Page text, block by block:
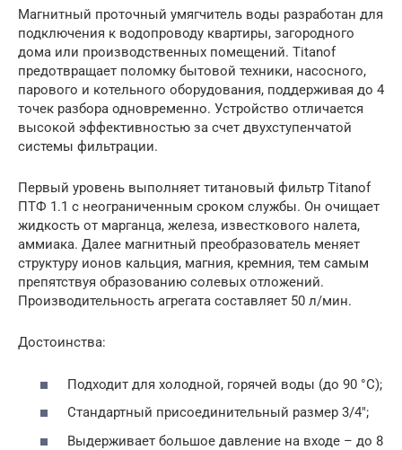
Магнитный проточный умягчитель воды разработан для
подключения к водопроводу квартиры, загородного
дома или производственных помещений. Titanof
предотвращает поломку бытовой техники, насосного,
парового и котельного оборудования, поддерживая до 4
точек разбора одновременно. Устройство отличается
высокой эффективностью за счет двухступенчатой
системы фильтрации.
Первый уровень выполняет титановый фильтр Titanof
ПТФ 1.1 с неограниченным сроком службы. Он очищает
жидкость от марганца, железа, известкового налета,
аммиака. Далее магнитный преобразователь меняет
структуру ионов кальция, магния, кремния, тем самым
препятствуя образованию солевых отложений.
Производительность агрегата составляет 50 л/мин.
Достоинства:
Подходит для холодной, горячей воды (до 90 °С);
Стандартный присоединительный размер 3/4″;
Выдерживает большое давление на входе – до 8